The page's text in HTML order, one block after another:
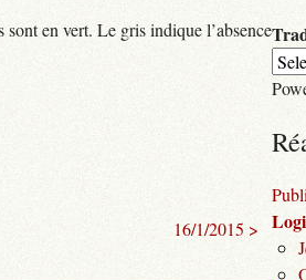
en vert. Le gris indique l’absence
16/1/2015 >